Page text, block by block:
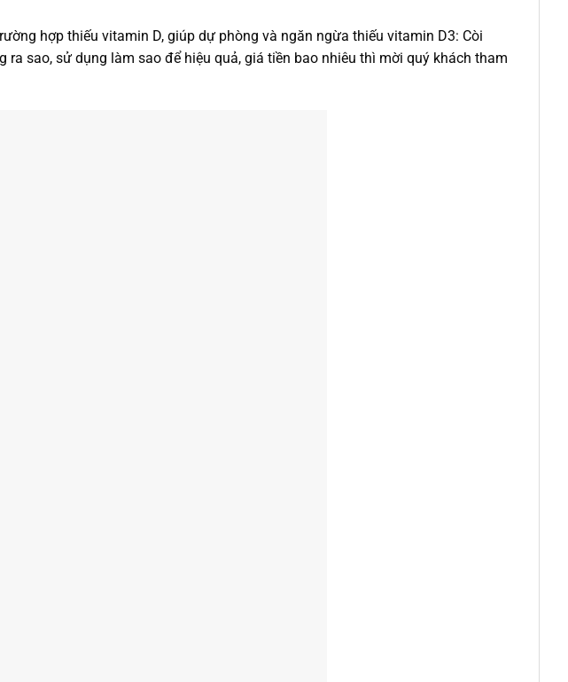
hợp thiếu vitamin D, giúp dự phòng và ngăn ngừa thiếu vitamin D3: Còi
sao, sử dụng làm sao để hiệu quả, giá tiền bao nhiêu thì mời quý khách tham